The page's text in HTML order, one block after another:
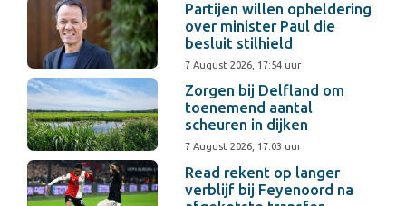
Partijen willen opheldering
over minister Paul die
besluit stilhield
7 August 2026, 17:54 uur
Zorgen bij Delfland om
toenemend aantal
scheuren in dijken
7 August 2026, 17:03 uur
Read rekent op langer
verblijf bij Feyenoord na